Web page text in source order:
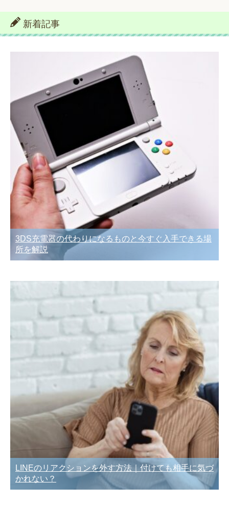
新着記事
3DS充電器の代わりになるものと今すぐ入手できる場
所を解説
LINEのリアクションを外す方法｜付けても相手に気づ
かれない？